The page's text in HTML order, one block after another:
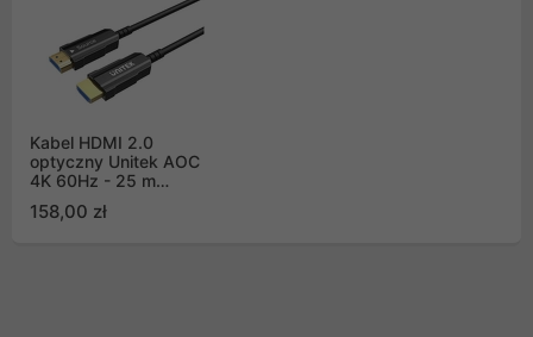
Kabel HDMI 2.0
optyczny Unitek AOC
4K 60Hz - 25 m
158,00 zł